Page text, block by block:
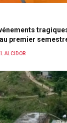
premier
ALCIDOR